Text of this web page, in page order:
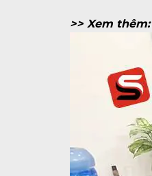
>> Xem thêm: